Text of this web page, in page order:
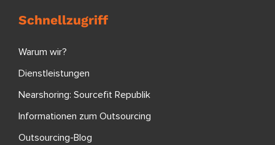
Schnellzugriff
Warum wir?
Dienstleistungen
Nearshoring: Sourcefit Republik
Informationen zum Outsourcing
Outsourcing-Blog